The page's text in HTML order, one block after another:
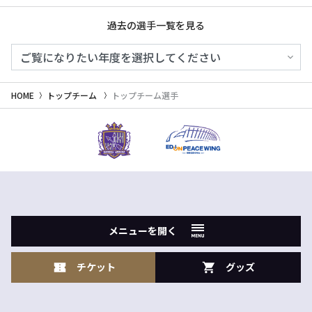
過去の選手一覧を見る
HOME トップチーム トップチーム選手
メニューを開く
チケット グッズ